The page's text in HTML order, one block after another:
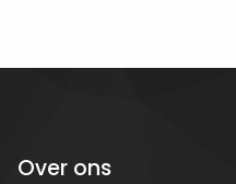
Over ons